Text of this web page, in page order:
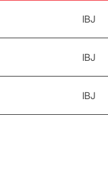
IBJ
IBJ
IBJ